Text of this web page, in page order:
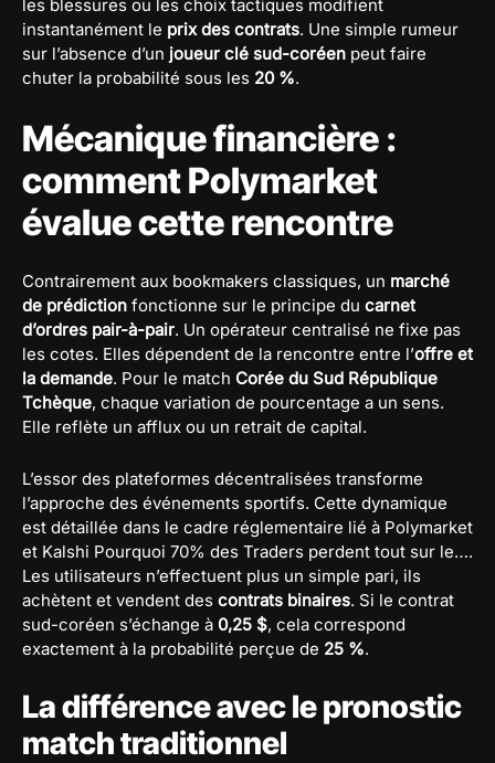
les blessures ou les choix tactiques modifient
instantanément le prix des contrats. Une simple rumeur
sur l’absence d’un joueur clé sud-coréen peut faire
chuter la probabilité sous les 20 %.
Mécanique financière :
comment Polymarket
évalue cette rencontre
Contrairement aux bookmakers classiques, un marché
de prédiction fonctionne sur le principe du carnet
d’ordres pair-à-pair. Un opérateur centralisé ne fixe pas
les cotes. Elles dépendent de la rencontre entre l’offre et
la demande. Pour le match Corée du Sud République
Tchèque, chaque variation de pourcentage a un sens.
Elle reflète un afflux ou un retrait de capital.
L’essor des plateformes décentralisées transforme
l’approche des événements sportifs. Cette dynamique
est détaillée dans le cadre réglementaire lié à Polymarket
et Kalshi Pourquoi 70% des Traders perdent tout sur le….
Les utilisateurs n’effectuent plus un simple pari, ils
achètent et vendent des contrats binaires. Si le contrat
sud-coréen s’échange à 0,25 $, cela correspond
exactement à la probabilité perçue de 25 %.
La différence avec le pronostic
match traditionnel